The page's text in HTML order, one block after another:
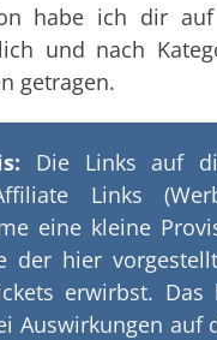
habe ich dir auf
und nach
getragen.
Die Links auf
Links
eine kleine
der hier
erwirbst. Das
Auswirkungen auf